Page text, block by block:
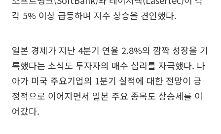
각 5% 이상 급등하며 지수 상승을 견인했다.
일본 경제가 지난 4분기 연율 2.8%의 깜짝 성장을 기
록했다는 소식도 투자자의 매수 심리를 자극했다. 나
아가 미국 주요기업의 1분기 실적에 대한 전망이 긍
정적으로 이어지면서 일본 주요 종목도 상승세를 이
어갔다.